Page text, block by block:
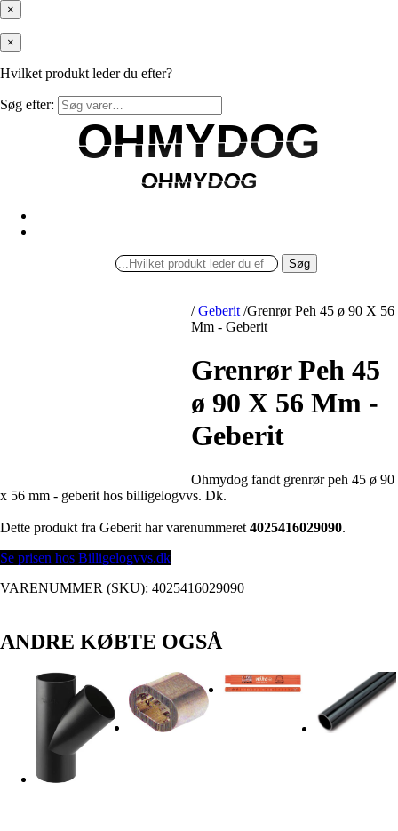
×
×
Hvilket produkt leder du efter?
Søg efter:
OHMYDOG
OHMYDOG
OHMYDOG
OHMYDOG
Søg
/ Geberit /Grenrør Peh 45 ø 90 X 56
Mm - Geberit
Grenrør Peh 45
ø 90 X 56 Mm -
Geberit
Ohmydog fandt grenrør peh 45 ø 90
x 56 mm - geberit hos billigelogvvs. Dk.
Dette produkt fra Geberit har varenummeret 4025416029090.
Se prisen hos Billigelogvvs.dk
VARENUMMER (SKU): 4025416029090
ANDRE KØBTE OGSÅ